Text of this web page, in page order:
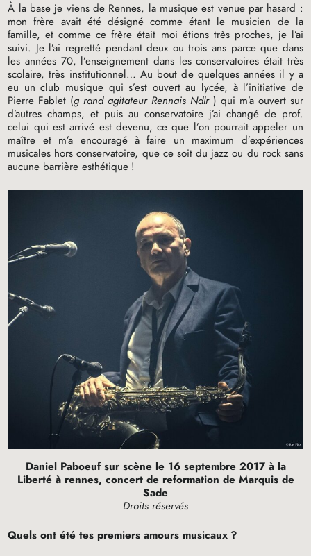
À la base je viens de Rennes, la musique est venue par hasard :
mon frère avait été désigné comme étant le musicien de la
famille, et comme ce frère était moi étions très proches, je l’ai
suivi. Je l’ai regretté pendant deux ou trois ans parce que dans
les années 70, l’enseignement dans les conservatoires était très
scolaire, très institutionnel… Au bout de quelques années il y a
eu un club musique qui s’est ouvert au lycée, à l’initiative de
Pierre Fablet (grand agitateur Rennais Ndlr ) qui m’a ouvert sur
d’autres champs, et puis au conservatoire j’ai changé de prof.
celui qui est arrivé est devenu, ce que l’on pourrait appeler un
maître et m’a encouragé à faire un maximum d’expériences
musicales hors conservatoire, que ce soit du jazz ou du rock sans
aucune barrière esthétique !
Daniel Paboeuf sur scène le 16 septembre 2017 à la
Liberté à rennes, concert de reformation de Marquis de
Sade
Droits réservés
Quels ont été tes premiers amours musicaux ?